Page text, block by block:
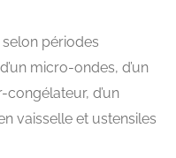
périodes
micro-ondes, d’un
congélateur, d’un
vaisselle et ustensiles